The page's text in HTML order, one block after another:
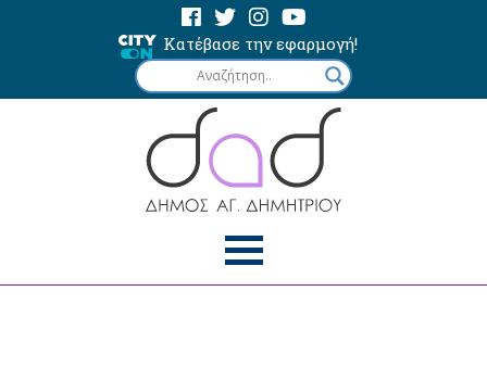
Κατέβασε την εφαρμογή!